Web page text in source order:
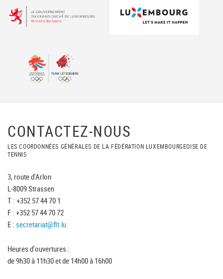
CONTACTEZ-NOUS
LES COORDONNÉES GÉNÉRALES DE LA FÉDÉRATION LUXEMBOURGEOISE DE
TENNIS
3, route d'Arlon
L-8009 Strassen
T : +352 57 44 70 1
F : +352 57 44 70 72
E : secretariat@flt.lu
Heures d'ouvertures :
de 9h30 à 11h30 et de 14h00 à 16h00